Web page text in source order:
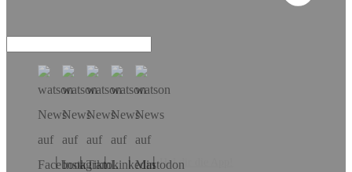
Hol dir die App!